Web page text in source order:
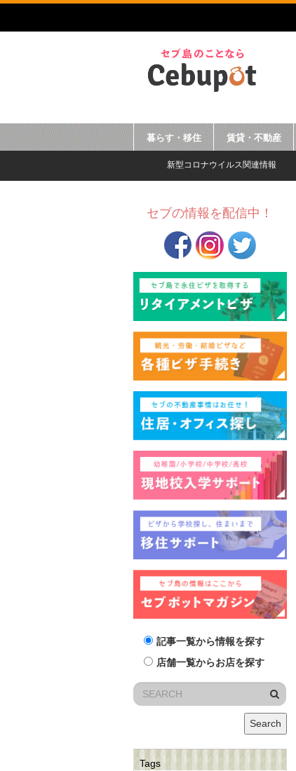
暮らす・移住 賃貸・不動産
新型コロナウイルス関連情報
セブの情報を配信中！
記事一覧から情報を探す
店舗一覧からお店を探す
Search
Tags